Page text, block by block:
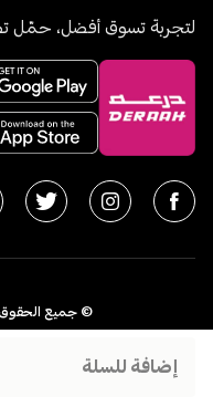
إضافة للسلة
لتجربة تسوق أفضل، حمّل
© جميع